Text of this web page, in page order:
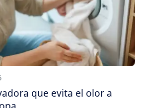
que evita el olor a